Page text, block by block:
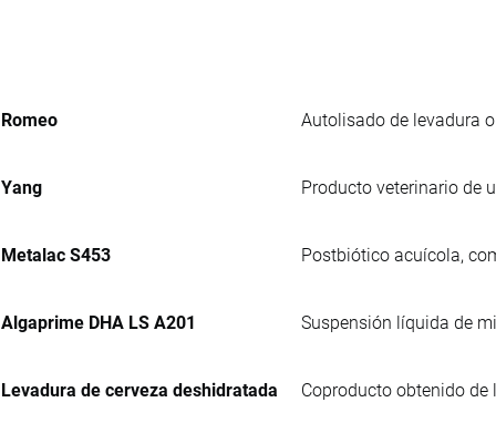
Romeo Autolisado de levadura
Yang Producto veterinario de
Metalac S453 Postbiótico acuícola,
Algaprime DHA LS A201 Suspensión líquida de
Levadura de cerveza deshidratada Coproducto obtenido de